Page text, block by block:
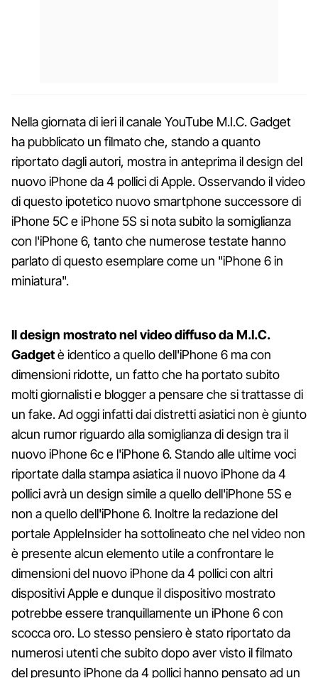
Nella giornata di ieri il canale YouTube M.I.C. Gadget
ha pubblicato un filmato che, stando a quanto
riportato dagli autori, mostra in anteprima il design del
nuovo iPhone da 4 pollici di Apple. Osservando il video
di questo ipotetico nuovo smartphone successore di
iPhone 5C e iPhone 5S si nota subito la somiglianza
con l'iPhone 6, tanto che numerose testate hanno
parlato di questo esemplare come un "iPhone 6 in
miniatura".
Il design mostrato nel video diffuso da M.I.C.
Gadgetè identico a quello dell'iPhone 6 ma con
dimensioni ridotte, un fatto che ha portato subito
molti giornalisti e blogger a pensare che si trattasse di
un fake. Ad oggi infatti dai distretti asiatici non è giunto
alcun rumor riguardo alla somiglianza di design tra il
nuovo iPhone 6c e l'iPhone 6. Stando alle ultime voci
riportate dalla stampa asiatica il nuovo iPhone da 4
pollici avrà un design simile a quello dell'iPhone 5S e
non a quello dell'iPhone 6. Inoltre la redazione del
portale AppleInsider ha sottolineato che nel video non
è presente alcun elemento utile a confrontare le
dimensioni del nuovo iPhone da 4 pollici con altri
dispositivi Apple e dunque il dispositivo mostrato
potrebbe essere tranquillamente un iPhone 6 con
scocca oro. Lo stesso pensiero è stato riportato da
numerosi utenti che subito dopo aver visto il filmato
del presunto iPhone da 4 pollici hanno pensato ad un